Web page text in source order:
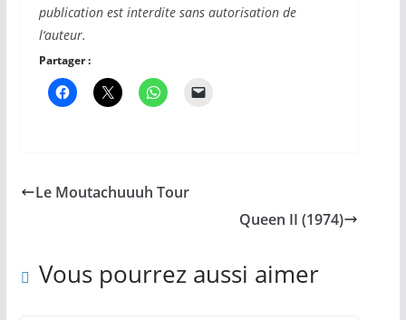
publication est interdite sans autorisation de
l‘auteur.
Partager :
Le Moutachuuuh Tour
Queen II (1974)
Vous pourrez aussi aimer